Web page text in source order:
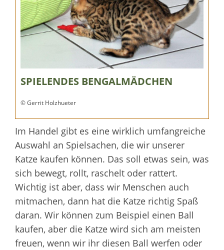
SPIELENDES BENGALMÄDCHEN
© Gerrit Holzhueter
Im Handel gibt es eine wirklich umfangreiche
Auswahl an Spielsachen, die wir unserer
Katze kaufen können. Das soll etwas sein, was
sich bewegt, rollt, raschelt oder rattert.
Wichtig ist aber, dass wir Menschen auch
mitmachen, dann hat die Katze richtig Spaß
daran. Wir können zum Beispiel einen Ball
kaufen, aber die Katze wird sich am meisten
freuen, wenn wir ihr diesen Ball werfen oder